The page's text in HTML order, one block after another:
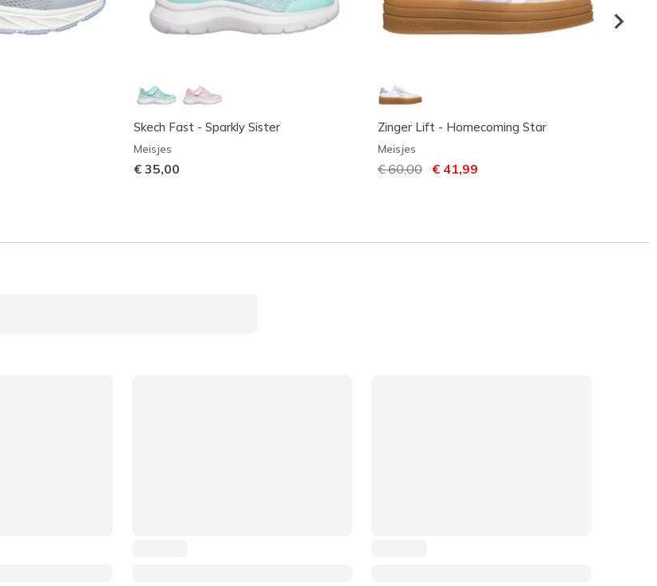
Skech Fast - Sparkly Sister
Meisjes
€ 35,00
Zinger Lift - Homecoming Star
Meisjes
Prijs verlaagd van
€ 60,00naar
€ 41,99